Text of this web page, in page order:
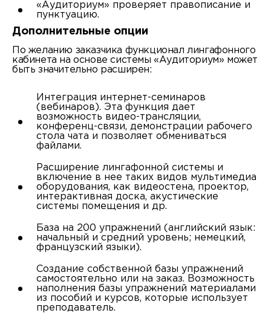
«Аудиториум» проверяет правописание и
пунктуацию.
Дополнительные опции
По желанию заказчика функционал лингафонного
кабинета на основе системы «Аудиториум» может
быть значительно расширен:
Интеграция интернет-семинаров
(вебинаров). Эта функция дает
возможность видео-трансляции,
конференц-связи, демонстрации рабочего
стола чата и позволяет обмениваться
файлами.
Расширение лингафонной системы и
включение в нее таких видов мультимедиа
оборудования, как видеостена, проектор,
интерактивная доска, акустические
системы помещения и др.
База на 200 упражнений (английский язык:
начальный и средний уровень; немецкий,
французский языки).
Создание собственной базы упражнений
самостоятельно или на заказ. Возможность
наполнения базы упражнений материалами
из пособий и курсов, которые использует
преподаватель.